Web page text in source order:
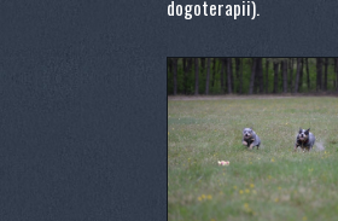
dogoterapii).